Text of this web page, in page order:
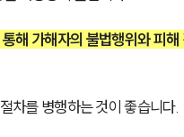
해 가해자의 불법행위와 피해
차를 병행하는 것이 좋습니다.